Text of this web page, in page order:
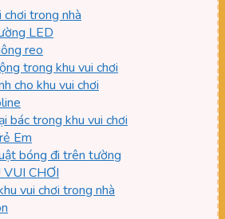
chơi trong nhà
LED
reo
trong khu vui chơi
cho khu vui chơi
bác trong khu vui chơi
Em
bóng đi trên tường
CHƠI
vui chơi trong nhà